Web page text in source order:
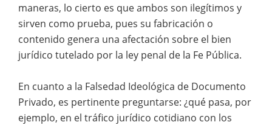
maneras, lo cierto es que ambos son ilegítimos y
sirven como prueba, pues su fabricación o
contenido genera una afectación sobre el bien
jurídico tutelado por la ley penal de la Fe Pública.
En cuanto a la Falsedad Ideológica de Documento
Privado, es pertinente preguntarse: ¿qué pasa, por
ejemplo, en el tráfico jurídico cotidiano con los